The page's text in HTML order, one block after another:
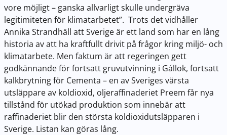
vore möjligt – ganska allvarligt skulle undergräva
legitimiteten för klimatarbetet”. Trots det vidhåller
Annika Strandhäll att Sverige är ett land som har en lång
historia av att ha kraftfullt drivit på frågor kring miljö- och
klimatarbete. Men faktum är att regeringen gett
godkännande för fortsatt gruvutvinning i Gállok, fortsatt
kalkbrytning för Cementa – en av Sveriges värsta
utsläppare av koldioxid, oljeraffinaderiet Preem får nya
tillstånd för utökad produktion som innebär att
raffinaderiet blir den största koldioxidutsläpparen i
Sverige. Listan kan göras lång.